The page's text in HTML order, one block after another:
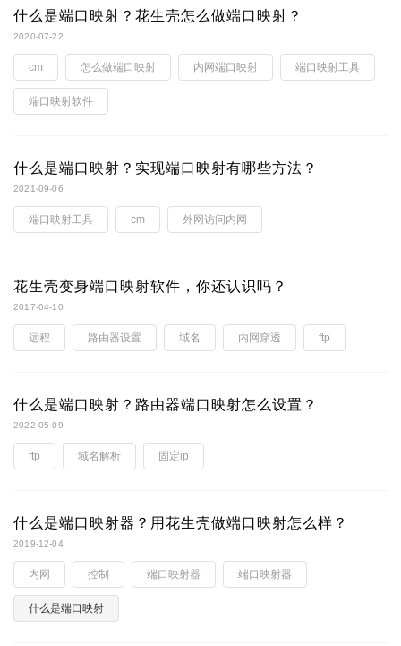
什么是端口映射？花生壳怎么做端口映射？
2020-07-22
cm 怎么做端口映射 内网端口映射 端口映射工具
端口映射软件
什么是端口映射？实现端口映射有哪些方法？
2021-09-06
端口映射工具 cm 外网访问内网
花生壳变身端口映射软件，你还认识吗？
2017-04-10
远程 路由器设置 域名 内网穿透 ftp
什么是端口映射？路由器端口映射怎么设置？
2022-05-09
ftp 域名解析 固定ip
什么是端口映射器？用花生壳做端口映射怎么样？
2019-12-04
内网 控制 端口映射器 端口映射器
什么是端口映射